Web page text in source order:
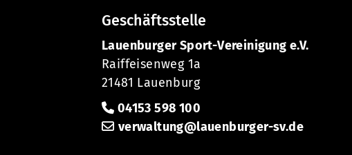
Geschäftsstelle
Lauenburger Sport-Vereinigung e.V.
Raiffeisenweg 1a
21481 Lauenburg
04153 598 100
verwaltung@lauenburger-sv.de